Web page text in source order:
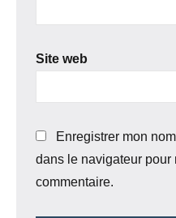
Site web
Enregistrer mon
dans le navigateur pour
commentaire.